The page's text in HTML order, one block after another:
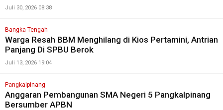
Juli 30, 2026 08:38
Bangka Tengah
Warga Resah BBM Menghilang di Kios Pertamini, Antrian
Panjang Di SPBU Berok
Juli 13, 2026 19:04
Pangkalpinang
Anggaran Pembangunan SMA Negeri 5 Pangkalpinang
Bersumber APBN